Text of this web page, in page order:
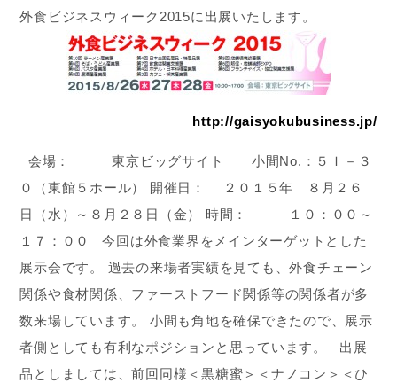
外食ビジネスウィーク2015に出展いたします。
http://gaisyokubusiness.jp/
会場： 東京ビッグサイト 小間No.：５Ｉ－３
０（東館５ホール） 開催日： ２０１５年 ８月２６
日（水）～８月２８日（金） 時間： １０：００～
１７：００ 今回は外食業界をメインターゲットとした
展示会です。 過去の来場者実績を見ても、外食チェーン
関係や食材関係、ファーストフード関係等の関係者が多
数来場しています。 小間も角地を確保できたので、展示
者側としても有利なポジションと思っています。 出展
品としましては、前回同様＜黒糖蜜＞＜ナノコン＞＜ひ